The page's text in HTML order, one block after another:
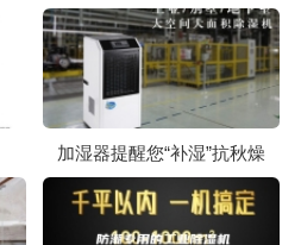
加湿器提醒您“补湿”抗秋燥